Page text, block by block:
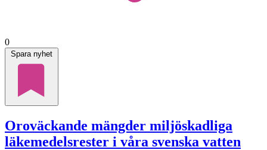
0
Spara nyhet
Oroväckande mängder miljöskadliga
läkemedelsrester i våra svenska vatten